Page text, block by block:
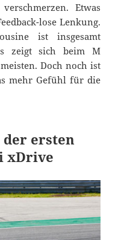
Etwas
lose Lenkung.
ist insgesamt
zeigt sich beim M
Doch noch ist
mehr Gefühl für die
ersten
xDrive